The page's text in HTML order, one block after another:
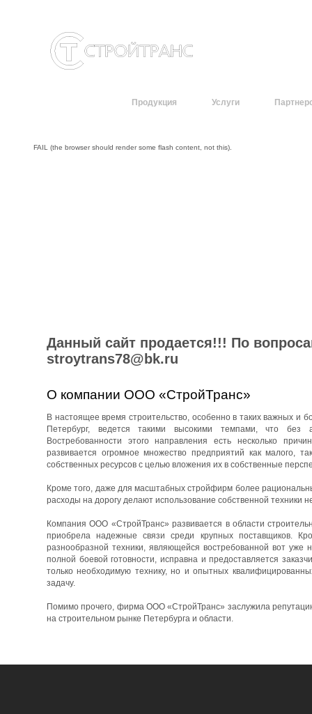
Продукция Услуги
FAIL (the browser should render some flash content, not this).
Данный сайт продается!!! По
stroytrans78@bk.ru
О компании ООО «СтройТранс»
В настоящее время строительство, особенно в таких важных и
Петербург, ведется такими высокими темпами, что без
Востребованности этого направления есть несколько
развивается огромное множество предприятий как малого,
собственных ресурсов с целью вложения их в собственные
Кроме того, даже для масштабных стройфирм более
расходы на дорогу делают использование собственной техники
Компания ООО «СтройТранс» развивается в области
приобрела надежные связи среди крупных поставщиков.
разнообразной техники, являющейся востребованной вот уже
полной боевой готовности, исправна и предоставляется
только необходимую технику, но и опытных
задачу.
Помимо прочего, фирма ООО «СтройТранс» заслужила
на строительном рынке Петербурга и области.